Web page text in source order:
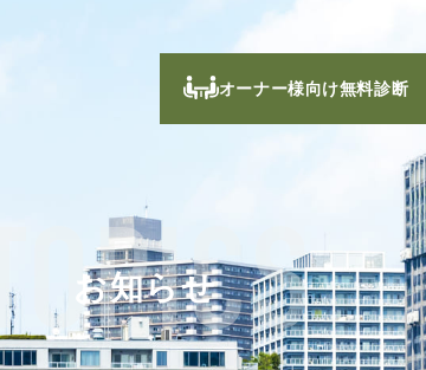
オーナー様向け無料診断
お知らせ